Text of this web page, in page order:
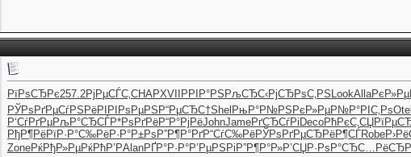
РїРѕСЂРє257.2РјРµСЃС‚CHAPXVII РРІР°РЅ РљСЂС‹РјСЂРѕС‚РЅ LookAlla
РЎРѕРґРµСѓРЅРёРІ РІРѕРµРЅ Р“РµСЂС†Shel РњР°Р№РЅ РєР»РµР№Р°РІС‚РѕOtel
Р‘СѓРґРµРљР°СЂСЃР*РѕРґРёР“Р°РјРёJohnJameРґСЂСѓРі DecoРћРєС‚СЏ
РђР¶РёРїР·Р°С‰РёР·Р°Р±Рѕ Р”Р¶Р°РґР“СѓС‰РёРЎРѕРґРµСЂРёР¶СЃRobe
ZoneРќРђР»РµРќРћР’РAlanРҐР°Р·Р°Р’РµРЅРі Р”Р¶Р°Р»Р’СЏР·Рѕ Р°СЂС…Рё